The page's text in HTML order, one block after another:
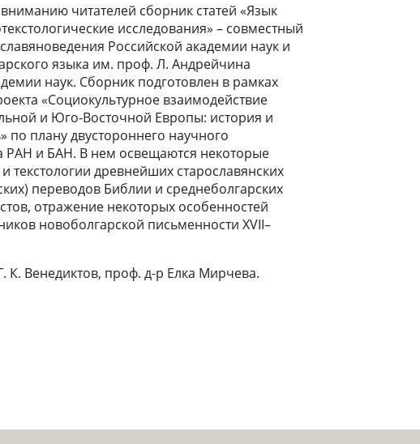
читателей сборник статей «Язык
исследования» – совместный
Российской академии наук и
языка им. проф. Л. Андрейчина
наук. Сборник подготовлен в рамках
«Социокультурное взаимодействие
и Юго-Восточной Европы: история и
по плану двустороннего научного
РАН и БАН. В нем освещаются некоторые
текстологии древнейших старославянских
переводов Библии и среднеболгарских
отражение некоторых особенностей
новоболгарской письменности XVII–
К. Венедиктов, проф. д-р Елка Мирчева.